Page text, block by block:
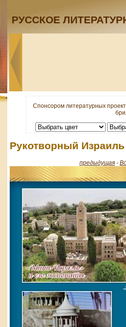
РУССКОЕ
Спонсором литературных
Рукотворный
предыдущая -